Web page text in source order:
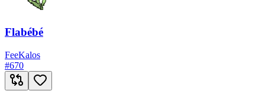
Flabébé
FeeKalos
#670